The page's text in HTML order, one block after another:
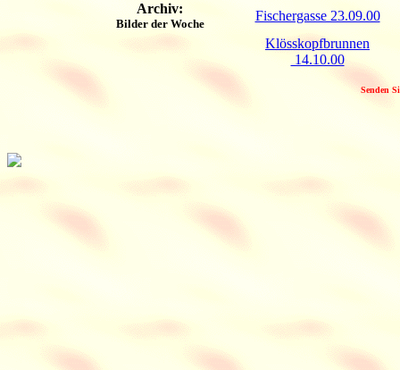
Archiv:
Bilder der Woche
Fischergasse 23.09.00
Klösskopfbrunnen
14.10.00
Senden